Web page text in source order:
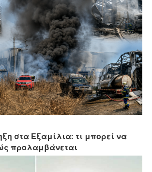
στα Εξαμίλια: τι μπορεί να
προλαμβάνεται